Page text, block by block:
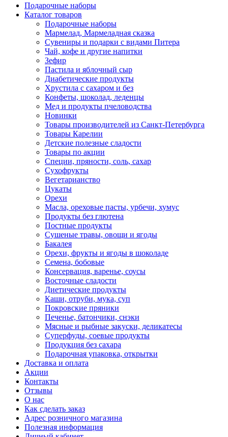
Подарочные наборы
Каталог товаров
Подарочные наборы
Мармелад, Мармеладная сказка
Сувениры и подарки с видами Питера
Чай, кофе и другие напитки
Зефир
Пастила и яблочный сыр
Диабетические продукты
Хрустила с сахаром и без
Конфеты, шоколад, леденцы
Мед и продукты пчеловодства
Новинки
Товары производителей из Санкт-Петербурга
Товары Карелии
Детские полезные сладости
Товары по акции
Специи, пряности, соль, сахар
Сухофрукты
Вегетарианство
Цукаты
Орехи
Масла, ореховые пасты, урбечи, хумус
Продукты без глютена
Постные продукты
Сушеные травы, овощи и ягоды
Бакалея
Орехи, фрукты и ягоды в шоколаде
Семена, бобовые
Консервация, варенье, соусы
Восточные сладости
Диетические продукты
Каши, отруби, мука, суп
Покровские пряники
Печенье, батончики, снэки
Мясные и рыбные закуски, деликатесы
Суперфуды, соевые продукты
Продукция без сахара
Подарочная упаковка, открытки
Доставка и оплата
Акции
Контакты
Отзывы
О нас
Как сделать заказ
Адрес розничного магазина
Полезная информация